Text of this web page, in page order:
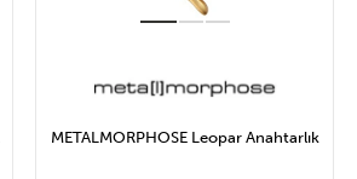
METALMORPHOSE Leopar Anahtarlık